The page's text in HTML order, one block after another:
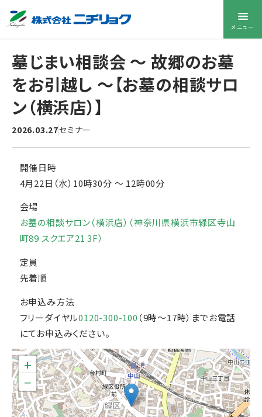
メニュー
墓じまい相談会 〜 故郷のお墓
をお引越し 〜【お墓の相談サロ
ン（横浜店）】
2026.03.27セミナー
開催日時
4月22日（水）10時30分 〜 12時00分
会場
お墓の相談サロン（横浜店）（神奈川県横浜市緑区寺山
町89 スクエア21 3F）
定員
先着順
お申込み方法
フリーダイヤル0120-300-100 （9時～17時）までお電話
にてお申込みください。
+
−